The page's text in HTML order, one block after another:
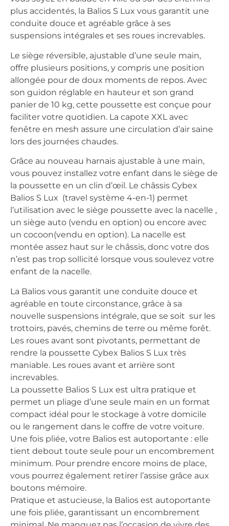
plus accidentés, la Balios S Lux vous garantit une
conduite douce et agréable grâce à ses
suspensions intégrales et ses roues increvables.
Le siège réversible, ajustable d’une seule main,
offre plusieurs positions, y compris une position
allongée pour de doux moments de repos. Avec
son guidon réglable en hauteur et son grand
panier de 10 kg, cette poussette est conçue pour
faciliter votre quotidien. La capote XXL avec
fenêtre en mesh assure une circulation d’air saine
lors des journées chaudes.
Grâce au nouveau harnais ajustable à une main,
vous pouvez installez votre enfant dans le siège de
la poussette en un clin d’œil. Le châssis Cybex
Balios S Lux (travel système 4-en-1) permet
l’utilisation avec le siège poussette avec la nacelle ,
un siège auto (vendu en option) ou encore avec
un cocoon(vendu en option). La nacelle est
montée assez haut sur le châssis, donc votre dos
n’est pas trop sollicité lorsque vous soulevez votre
enfant de la nacelle.
La Balios vous garantit une conduite douce et
agréable en toute circonstance, grâce à sa
nouvelle suspensions intégrale, que se soit sur les
trottoirs, pavés, chemins de terre ou même forêt.
Les roues avant sont pivotants, permettant de
rendre la poussette Cybex Balios S Lux très
maniable. Les roues avant et arrière sont
increvables.
La poussette Balios S Lux est ultra pratique et
permet un pliage d’une seule main en un format
compact idéal pour le stockage à votre domicile
ou le rangement dans le coffre de votre voiture.
Une fois pliée, votre Balios est autoportante : elle
tient debout toute seule pour un encombrement
minimum. Pour prendre encore moins de place,
vous pourrez également retirer l’assise grâce aux
boutons mémoire.
Pratique et astucieuse, la Balios est autoportante
une fois pliée, garantissant un encombrement